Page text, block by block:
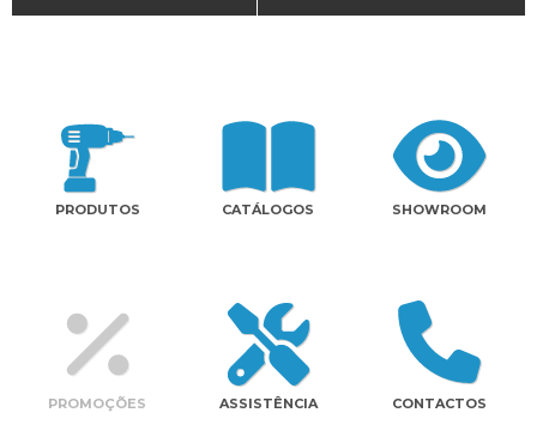
Assistência
Contactos
PRODUTOS CATÁLOGOS SHOWROOM
PROMOÇÕES ASSISTÊNCIA CONTACTOS